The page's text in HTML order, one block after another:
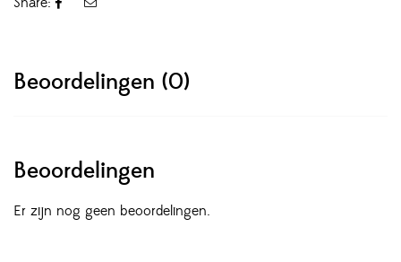
Beoordelingen (0)
Beoordelingen
Er zijn nog geen beoordelingen.